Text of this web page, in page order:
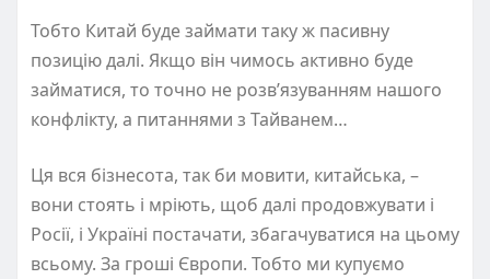
Тобто Китай буде займати таку ж пасивну
позицію далі. Якщо він чимось активно буде
займатися, то точно не розв’язуванням нашого
конфлікту, а питаннями з Тайванем…
Ця вся бізнесота, так би мовити, китайська, –
вони стоять і мріють, щоб далі продовжувати і
Росії, і Україні постачати, збагачуватися на цьому
всьому. За гроші Європи. Тобто ми купуємо